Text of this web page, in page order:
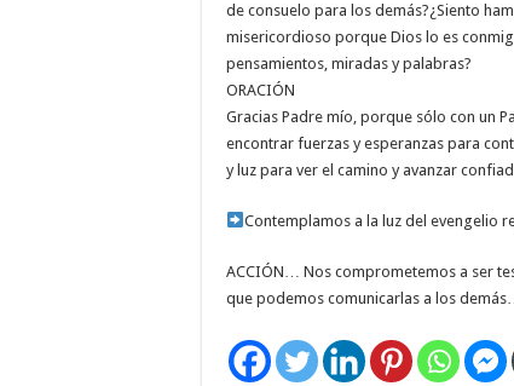
de consuelo para los demás?¿Siento
misericordioso porque Dios lo es
pensamientos, miradas y palabras?
ORACIÓN
Gracias Padre mío, porque sólo con un
encontrar fuerzas y esperanzas para
y luz para ver el camino y avanzar
Contemplamos a la luz del evengelio
ACCIÓN… Nos comprometemos a ser
que podemos comunicarlas a los